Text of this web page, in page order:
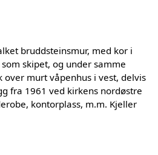
bruddsteinsmur, med kor i
skipet, og under samme
over murt våpenhus i vest, delvis
fra 1961 ved kirkens nordøstre
kontorplass, m.m. Kjeller